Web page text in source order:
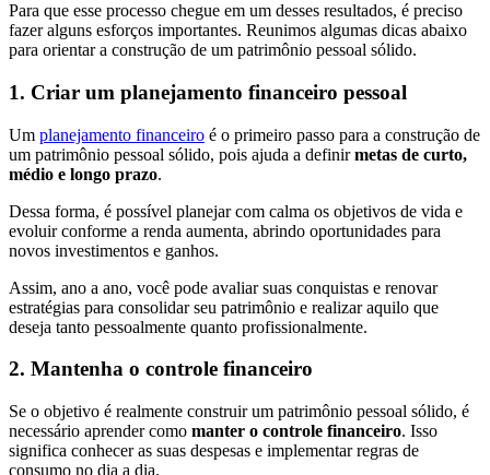
Para que esse processo chegue em um desses resultados, é preciso
fazer alguns esforços importantes. Reunimos algumas dicas abaixo
para orientar a construção de um patrimônio pessoal sólido.
1. Criar um planejamento financeiro pessoal
Um planejamento financeiro é o primeiro passo para a construção de
um patrimônio pessoal sólido, pois ajuda a definirmetas de curto,
médio e longo prazo.
Dessa forma, é possível planejar com calma os objetivos de vida e
evoluir conforme a renda aumenta, abrindo oportunidades para
novos investimentos e ganhos.
Assim, ano a ano, você pode avaliar suas conquistas e renovar
estratégias para consolidar seu patrimônio e realizar aquilo que
deseja tanto pessoalmente quanto profissionalmente.
2. Mantenha o controle financeiro
Se o objetivo é realmente construir um patrimônio pessoal sólido, é
necessário aprender como manter o controle financeiro. Isso
significa conhecer as suas despesas e implementar regras de
consumo no dia a dia.